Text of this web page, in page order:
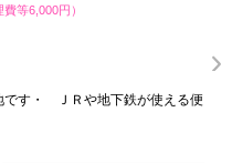
費等6,000円）
です・ ＪＲや地下鉄が使える便